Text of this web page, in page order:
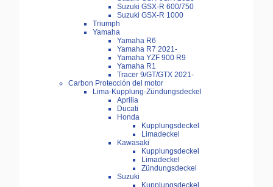
Suzuki GSX-R 600/750
Suzuki GSX-R 1000
Triumph
Yamaha
Yamaha R6
Yamaha R7 2021-
Yamaha YZF 900 R9
Yamaha R1
Tracer 9/GT/GTX 2021-
Carbon Protección del motor
Lima-Kupplung-Zündungsdeckel
Aprilia
Ducati
Honda
Kupplungsdeckel
Limadeckel
Kawasaki
Kupplungsdeckel
Limadeckel
Zündungsdeckel
Suzuki
Kupplungsdeckel